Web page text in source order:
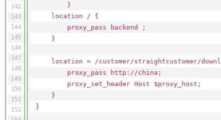
142
143
144
145
146
147
148
149
150
151
152
}
location / {
proxy_pass backend ;
}
location = /customer/straightcustomer/
proxy_pass http: //china ;
proxy_set_header Host $proxy_host;
}
}